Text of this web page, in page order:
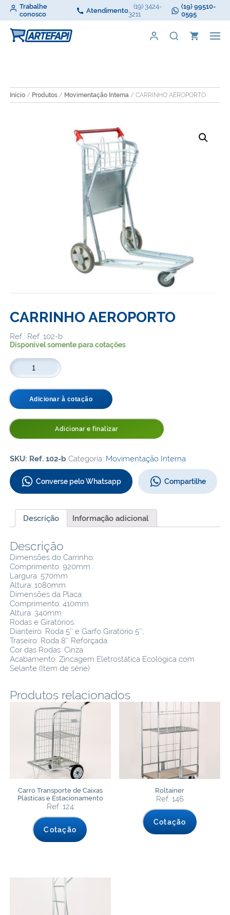
Trabalhe
conosco
Atendimento
(19) 3424-
3211
(19) 99510-
0595
Início/ Produtos/ Movimentação Interna/ CARRINHO AEROPORTO
CARRINHO AEROPORTO
Ref.: Ref. 102-b
Disponível somente para cotações
CARRINHO
AEROPORTO
quantidade
Adicionar à cotação
Adicionar e finalizar
SKU: Ref. 102-b Categoria: Movimentação Interna
Converse pelo Whatsapp Compartilhe
Descrição Informação adicional
Descrição
Dimensões do Carrinho:
Comprimento: 920mm
Largura: 570mm
Altura: 1080mm
Dimensões da Placa:
Comprimento: 410mm
Altura: 340mm
Rodas e Giratórios:
Dianteiro: Roda 5″ e Garfo Giratório 5″;
Traseiro: Roda 8″ Reforçada.
Cor das Rodas: Cinza
Acabamento: Zincagem Eletrostática Ecológica com
Selante (Item de série)
Produtos relacionados
Carro Transporte de Caixas
Plásticas e Estacionamento
Ref. 124
Cotação
Roltainer
Ref. 146
Cotação